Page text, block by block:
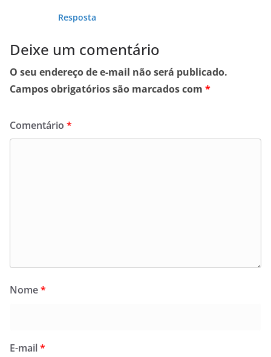
Resposta
Deixe um comentário
O seu endereço de e-mail não será publicado.
Campos obrigatórios são marcados com *
Comentário *
Nome*
E-mail*